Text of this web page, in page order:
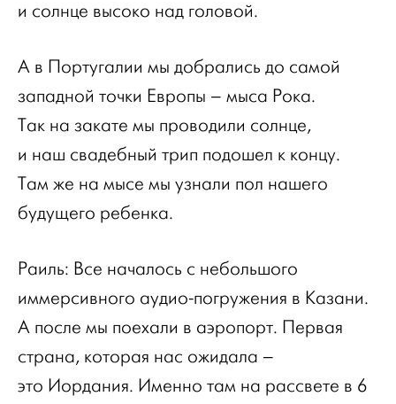
и солнце высоко над головой.
А в Португалии мы добрались до самой
западной точки Европы – мыса Рока.
Так на закате мы проводили солнце,
и наш свадебный трип подошел к концу.
Там же на мысе мы узнали пол нашего
будущего ребенка.
Раиль: Все началось с небольшого
иммерсивного аудио-погружения в Казани.
А после мы поехали в аэропорт. Первая
страна, которая нас ожидала –
это Иордания. Именно там на рассвете в 6